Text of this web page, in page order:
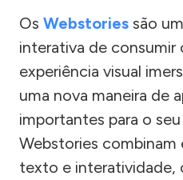
Os Webstories são
interativa de
experiência visual
uma nova maneira de
importantes para o
Webstories combinam
texto e interatividade,